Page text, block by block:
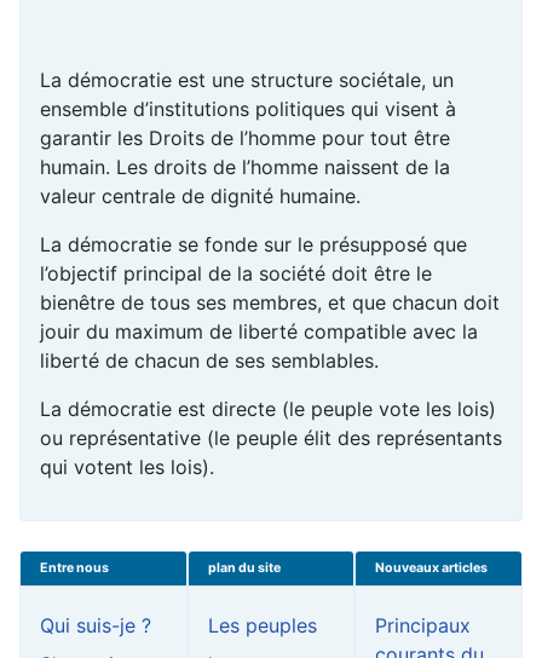
La démocratie est une structure sociétale, un
ensemble d’institutions politiques qui visent à
garantir les Droits de l’homme pour tout être
humain. Les droits de l’homme naissent de la
valeur centrale de dignité humaine.
La démocratie se fonde sur le présupposé que
l’objectif principal de la société doit être le
bienêtre de tous ses membres, et que chacun doit
jouir du maximum de liberté compatible avec la
liberté de chacun de ses semblables.
La démocratie est directe (le peuple vote les lois)
ou représentative (le peuple élit des représentants
qui votent les lois).
Entre nous
Qui suis-je ?
plan du site
Les peuples
Nouveaux articles
Principaux